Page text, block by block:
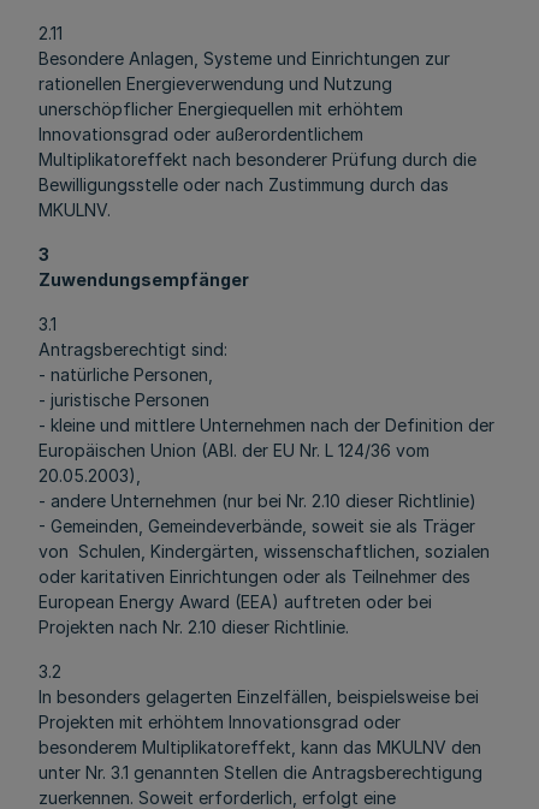
2.11
Besondere Anlagen, Systeme und Einrichtungen zur
rationellen Energieverwendung und Nutzung
unerschöpflicher Energiequellen mit erhöhtem
Innovationsgrad oder außerordentlichem
Multiplikatoreffekt nach besonderer Prüfung durch die
Bewilligungsstelle oder nach Zustimmung durch das
MKULNV.
3
Zuwendungsempfänger
3.1
Antragsberechtigt sind:
- natürliche Personen,
- juristische Personen
- kleine und mittlere Unternehmen nach der Definition der
Europäischen Union (ABl. der EU Nr. L 124/36 vom
20.05.2003),
- andere Unternehmen (nur bei Nr. 2.10 dieser Richtlinie)
- Gemeinden, Gemeindeverbände, soweit sie als Träger
von Schulen, Kindergärten, wissenschaftlichen, sozialen
oder karitativen Einrichtungen oder als Teilnehmer des
European Energy Award (EEA) auftreten oder bei
Projekten nach Nr. 2.10 dieser Richtlinie.
3.2
In besonders gelagerten Einzelfällen, beispielsweise bei
Projekten mit erhöhtem Innovationsgrad oder
besonderem Multiplikatoreffekt, kann das MKULNV den
unter Nr. 3.1 genannten Stellen die Antragsberechtigung
zuerkennen. Soweit erforderlich, erfolgt eine